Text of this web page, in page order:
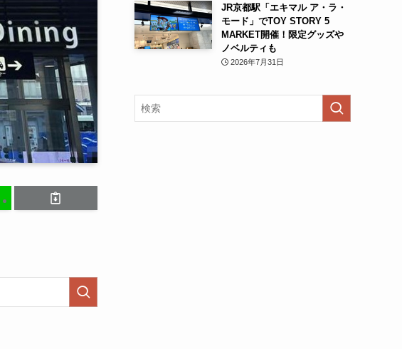
JR京都駅「エキマル ア・ラ・
モード」でTOY STORY 5
MARKET開催！限定グッズや
ノベルティも
2026年7月31日